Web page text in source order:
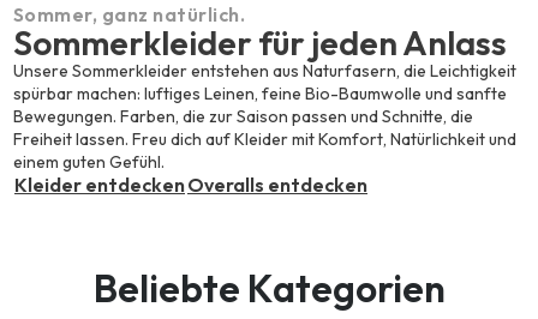
Sommer, ganz natürlich.
Sommerkleider für jeden Anlass
Unsere Sommerkleider entstehen aus Naturfasern, die Leichtigkeit
spürbar machen: luftiges Leinen, feine Bio-Baumwolle und sanfte
Bewegungen. Farben, die zur Saison passen und Schnitte, die
Freiheit lassen. Freu dich auf Kleider mit Komfort, Natürlichkeit und
einem guten Gefühl.
Kleider entdeckenOveralls entdecken
Beliebte Kategorien